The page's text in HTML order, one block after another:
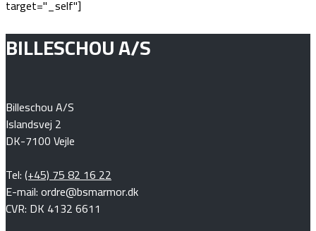
target="_self"]
BILLESCHOU A/S
Billeschou A/S
Islandsvej 2
DK-7100 Vejle
Tel:(+45) 75 82 16 22
E-mail: ordre@bsmarmor.dk
CVR: DK 4132 6611